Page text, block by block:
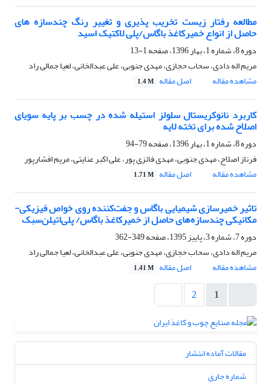
مطالعه رفتار زیست تخریب پذیری و تغییر رنگ چندسازه های
حاصل از انواع خمیرکاغذ باگاس/پلی لاکتیک اسید
دوره 8، شماره 1، بهار 1396، صفحه
1-13
مریم اله دادی، سحاب حجازی، مهدی جنوبی، علی عبدالخانی، لعیا جمالی راد
مشاهده مقاله
اصل مقاله 1.4 M
کاربرد نانوکریستال سلولز استیله شده در چسب بر پایه سویای
اصلاح شده برای تخته لایه
دوره 8، شماره 1، بهار 1396، صفحه
79-94
فرناز اصلاح، مهدی جنوبی، مهدی فائزی پور، علی اکبر عنایتی، مریم افشارپور
مشاهده مقاله
اصل مقاله 1.71 M
تاثیر خمیرسازی شیمیایی باگاس و جفت‌کننده روی خواص فیزیکی-
مکانیکی چندسازه‌های حاصل از خمیرکاغذ باگاس/ پلی‌اتیلن‌سبک
دوره 7، شماره 3، پاییز 1395، صفحه
349-362
مریم اله دادی، سحاب حجازی، مهدی جنوبی، علی عبدالخانی، لعیا جمالی راد
مشاهده مقاله
اصل مقاله 1.41 M
1
2
مقالات آماده انتشار
شماره جاری